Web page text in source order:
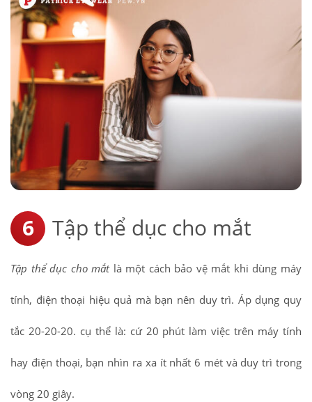
Tập thể dục cho mắt
Tập thể dục cho mắtlà một cách bảo vệ mắt khi dùng máy
tính, điện thoại hiệu quả mà bạn nên duy trì. Áp dụng quy
tắc 20-20-20. cụ thể là: cứ 20 phút làm việc trên máy tính
hay điện thoại, bạn nhìn ra xa ít nhất 6 mét và duy trì trong
vòng 20 giây.